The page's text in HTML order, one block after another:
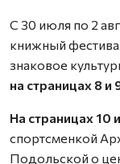
С 30 июля по 2
книжный
знаковое
на страницах 8 и
На страницах 10 и
спортсменкой
Подольской о